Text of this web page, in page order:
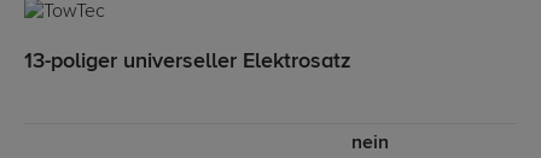
13-poliger universeller Elektrosatz
nein